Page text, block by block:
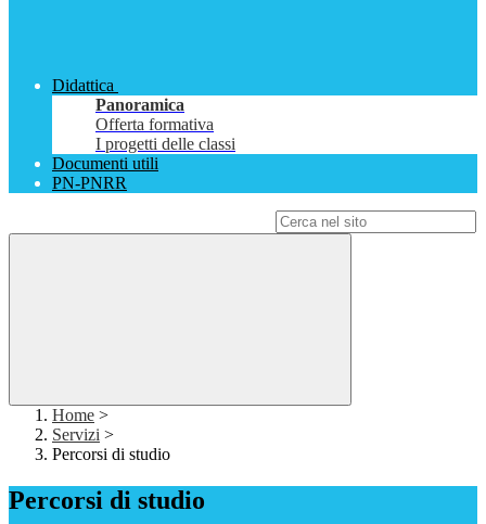
Didattica
Panoramica
Offerta formativa
I progetti delle classi
Documenti utili
PN-PNRR
Home >
Servizi >
Percorsi di studio
Percorsi di studio